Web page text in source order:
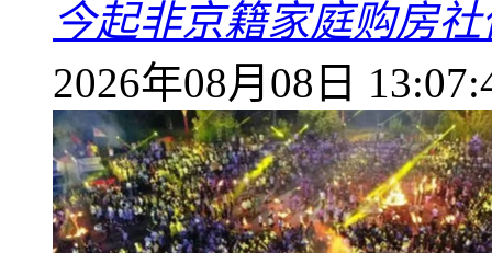
今起非京籍家庭购房
2026年08月08日